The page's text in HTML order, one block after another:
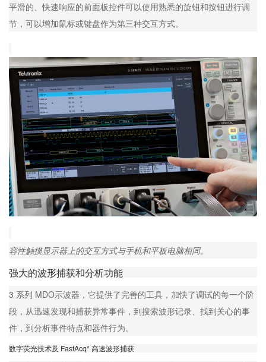
平滑的、快速响应的前面板控件可以使用熟悉的旋钮和按钮进行调
节，可以增加鼠标或键盘作为第三种交互方式。
容性触摸显示器上的交互方式与手机和平板电脑相同。
强大的波形捕获和分析功能
3 系列 MDO示波器，它提供了完善的工具，加快了调试的每一个阶
段，从迅速发现和捕获异常事件，到搜索波形记录、找到关心的事
件，到分析事件特点和器件行为。
数字荧光技术及 FastAcq* 高速波形捕获